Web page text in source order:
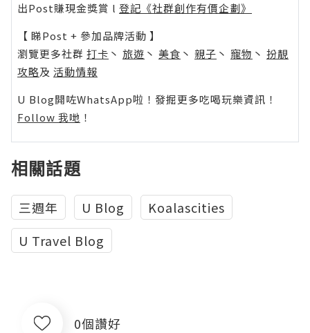
出Post賺現金獎賞 l 登記《社群創作有價企劃》
【 睇Post + 參加品牌活動 】
瀏覽更多社群 打卡 丶 旅遊 丶 美食 丶 親子 丶 寵物 丶 扮靚
攻略及 活動情報
U Blog開咗WhatsApp啦！發掘更多吃喝玩樂資訊！
Follow 我哋 ！
相關話題
三週年 U Blog
Koalascities
U Travel Blog
0個讚好